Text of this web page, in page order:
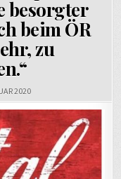
besorgter
beim ÖR
zu
2020